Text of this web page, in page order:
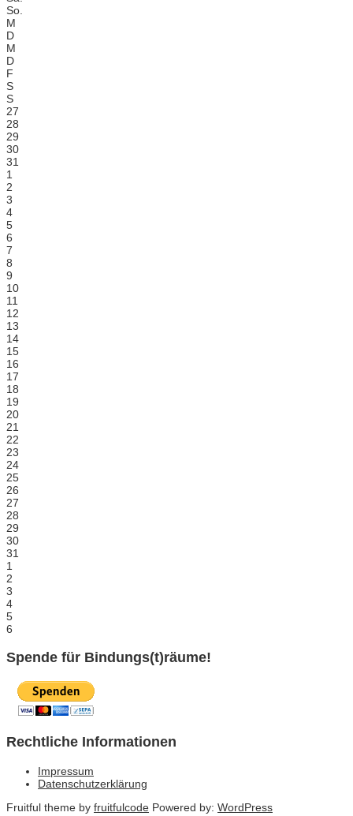
So.
M
D
M
D
F
S
S
27
28
29
30
31
1
2
3
4
5
6
7
8
9
10
11
12
13
14
15
16
17
18
19
20
21
22
23
24
25
26
27
28
29
30
31
1
2
3
4
5
6
Spende für Bindungs(t)räume!
Rechtliche Informationen
Impressum
Datenschutzerklärung
Fruitful theme by fruitfulcode Powered by: WordPress